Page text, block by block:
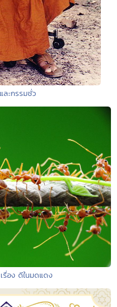
ละกรรมชั่ว
รื่อง ดีในมดแดง